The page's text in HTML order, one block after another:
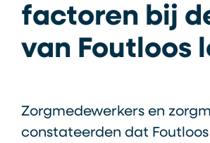
factoren bij
van Foutloos
Zorgmedewerkers en
constateerden dat Foutloos